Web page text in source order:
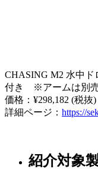
CHASING M2 水中ド
付き ※アームは別
価格：¥298,182 (税抜)
詳細ページ： https://
紹介対象